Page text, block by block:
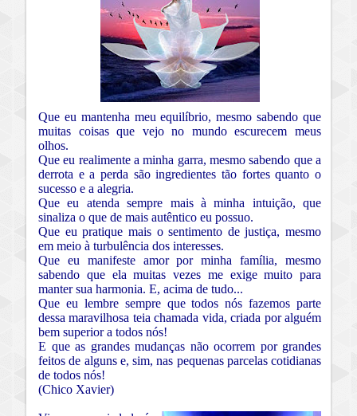
Que eu mantenha meu equilíbrio, mesmo sabendo que
muitas coisas que vejo no mundo escurecem meus
olhos.
Que eu realimente a minha garra, mesmo sabendo que a
derrota e a perda são ingredientes tão fortes quanto o
sucesso e a alegria.
Que eu atenda sempre mais à minha intuição, que
sinaliza o que de mais autêntico eu possuo.
Que eu pratique mais o sentimento de justiça, mesmo
em meio à turbulência dos interesses.
Que eu manifeste amor por minha família, mesmo
sabendo que ela muitas vezes me exige muito para
manter sua harmonia. E, acima de tudo...
Que eu lembre sempre que todos nós fazemos parte
dessa maravilhosa teia chamada vida, criada por alguém
bem superior a todos nós!
E que as grandes mudanças não ocorrem por grandes
feitos de alguns e, sim, nas pequenas parcelas cotidianas
de todos nós!
(Chico Xavier)